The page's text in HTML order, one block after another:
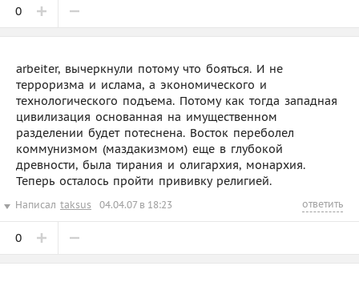
0
arbeiter, вычеркнули потому что бояться. И не
терроризма и ислама, а экономического и
технологического подъема. Потому как тогда западная
цивилизация основанная на имущественном
разделении будет потеснена. Восток переболел
коммунизмом (маздакизмом) еще в глубокой
древности, была тирания и олигархия, монархия.
Теперь осталось пройти прививку религией.
Написал taksus 04.04.07 в 18:23 ответить
0